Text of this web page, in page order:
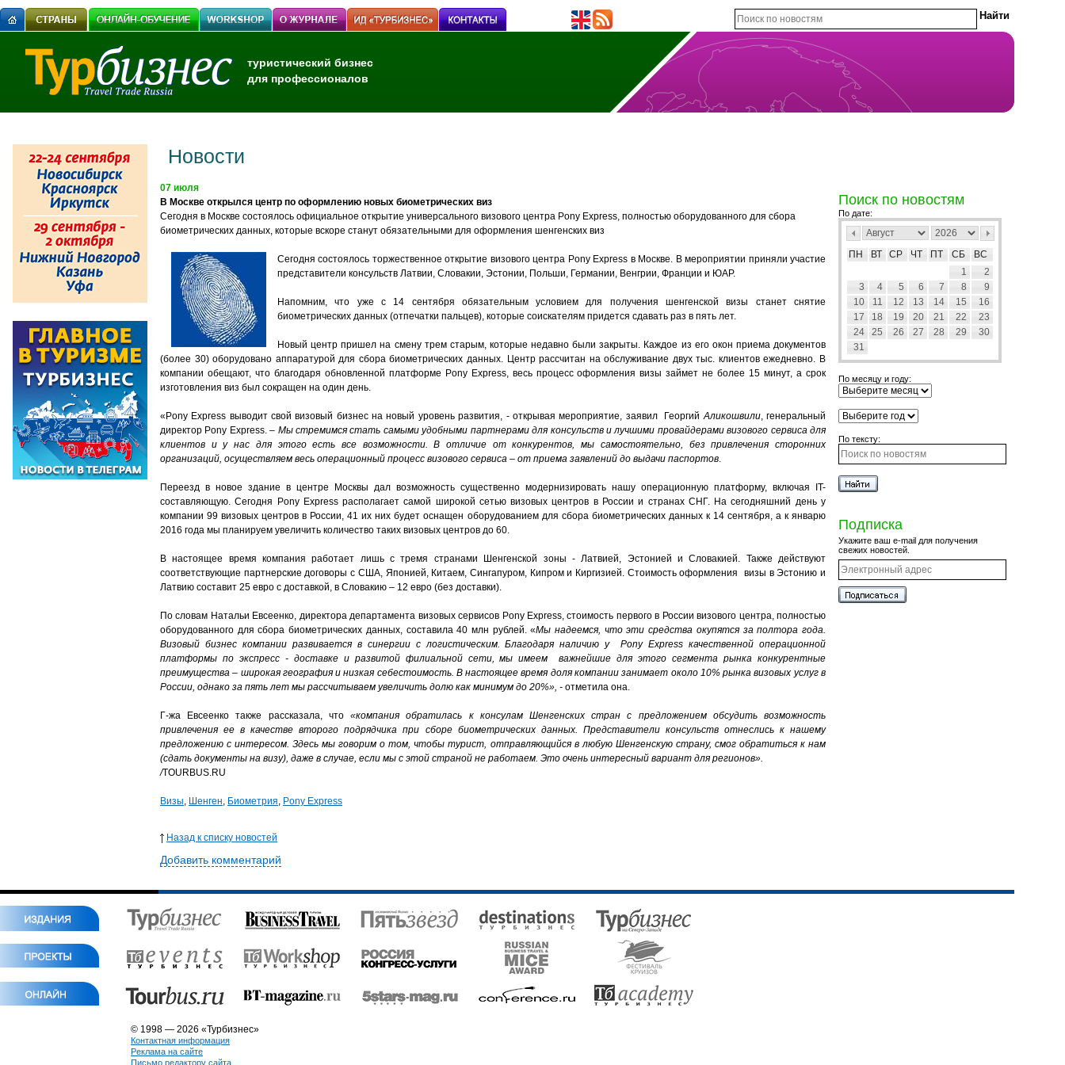
туристический бизнес
для профессионалов
Новости
07 июля
В Москве открылся центр по оформлению новых биометрических виз
Сегодня в Москве состоялось официальное открытие универсального визового центра Pony Express, полностью оборудованного для сбора
биометрических данных, которые вскоре станут обязательными для оформления шенгенских виз
Сегодня состоялось торжественное открытие визового центра Pony Express в Москве. В мероприятии приняли участие
представители консульств Латвии, Словакии, Эстонии, Польши, Германии, Венгрии, Франции и ЮАР.
Напомним, что уже с 14 сентября обязательным условием для получения шенгенской визы станет снятие
биометрических данных (отпечатки пальцев), которые соискателям придется сдавать раз в пять лет.
Новый центр пришел на смену трем старым, которые недавно были закрыты. Каждое из его окон приема документов
(более 30) оборудовано аппаратурой для сбора биометрических данных. Центр рассчитан на обслуживание двух тыс. клиентов ежедневно. В
компании обещают, что благодаря обновленной платформе Pony Express, весь процесс оформления визы займет не более 15 минут, а срок
изготовления виз был сокращен на один день.
«Pony Express выводит свой визовый бизнес на новый уровень развития, - открывая мероприятие, заявил ГеоргийАликошвили, генеральный
директор Pony Express. – Мы стремимся стать самыми удобными партнерами для консульств и лучшими провайдерами визового сервиса для
клиентов и у нас для этого есть все возможности. В отличие от конкурентов, мы самостоятельно, без привлечения сторонних
организаций, осуществляем весь операционный процесс визового сервиса – от приема заявлений до выдачи паспортов.
Переезд в новое здание в центре Москвы дал возможность существенно модернизировать нашу операционную платформу, включая IT-
составляющую. Сегодня Pony Express располагает самой широкой сетью визовых центров в России и странах СНГ. На сегодняшний день у
компании 99 визовых центров в России, 41 их них будет оснащен оборудованием для сбора биометрических данных к 14 сентября, а к январю
2016 года мы планируем увеличить количество таких визовых центров до 60.
В настоящее время компания работает лишь с тремя странами Шенгенской зоны - Латвией, Эстонией и Словакией. Также действуют
соответствующие партнерские договоры с США, Японией, Китаем, Сингапуром, Кипром и Киргизией. Стоимость оформления визы в Эстонию и
Латвию составит 25 евро с доставкой, в Словакию – 12 евро (без доставки).
По словам Натальи Евсеенко, директора департамента визовых сервисов Pony Express, стоимость первого в России визового центра, полностью
оборудованного для сбора биометрических данных, составила 40 млн рублей. «Мы надеемся, что эти средства окупятся за полтора года.
Визовый бизнес компании развивается в синергии с логистическим. Благодаря наличию у Pony Express качественной операционной
платформы по экспресс - доставке и развитой филиальной сети, мы имеем важнейшие для этого сегмента рынка конкурентные
преимущества – широкая география и низкая себестоимость. В настоящее время доля компании занимает около 10% рынка визовых услуг в
России, однако за пять лет мы рассчитываем увеличить долю как минимум до 20%», - отметила она.
Г-жа Евсеенко также рассказала, что«компания обратилась к консулам Шенгенских стран с предложением обсудить возможность
привлечения ее в качестве второго подрядчика при сборе биометрических данных. Представители консульств отнеслись к нашему
предложению с интересом. Здесь мы говорим о том, чтобы турист, отправляющийся в любую Шенгенскую страну, смог обратиться к нам
(сдать документы на визу), даже в случае, если мы с этой страной не работаем. Это очень интересный вариант для регионов».
/TOURBUS.RU
Визы, Шенген, Биометрия, Pony Express
Назад к списку новостей
Добавить комментарий
Поиск по новостям
По дате:
ПН ВТ СР ЧТ ПТ СБ
ВС
1
2
3
4 5 6 7 8
9
10
11 12 13 14 15
16
17
18 19 20 21 22
23
24
25 26 27 28 29
30
31
По месяцу и году:
По тексту:
Подписка
Укажите ваш e-mail для получения
свежих новостей.
© 1998 — 2026 «Турбизнес»
Контактная информация
Реклама на сайте
Письмо редактору сайта